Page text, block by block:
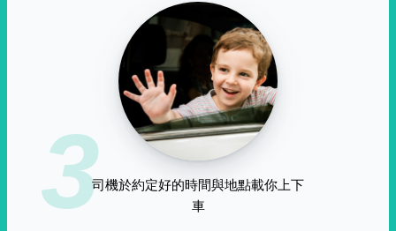
3司機於約定好的時間與地點載你上下
車